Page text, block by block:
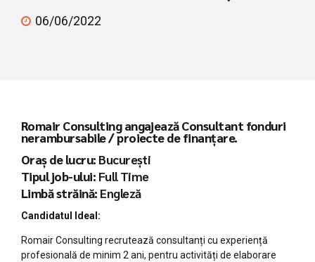
06/06/2022
Romair Consulting angajează Consultant fonduri
nerambursabile / proiecte de finanțare.
Oraș de lucru: București
Tipul job-ului: Full Time
Limbă străină: Engleză
Candidatul Ideal:
Romair Consulting recrutează consultanți cu experiență
profesională de minim 2 ani, pentru activități de elaborare